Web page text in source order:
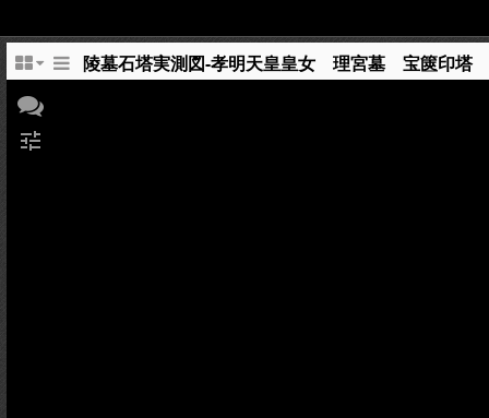
陵墓石塔実測図-孝明天皇皇女 理宮墓 宝篋印塔
tune